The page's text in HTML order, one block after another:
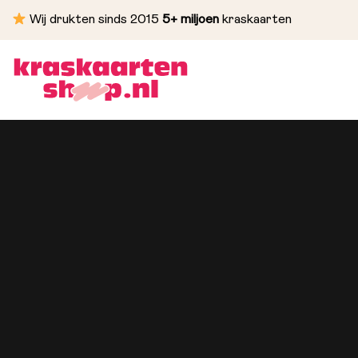
Wij drukten sinds 20155+ miljoen kraskaarten